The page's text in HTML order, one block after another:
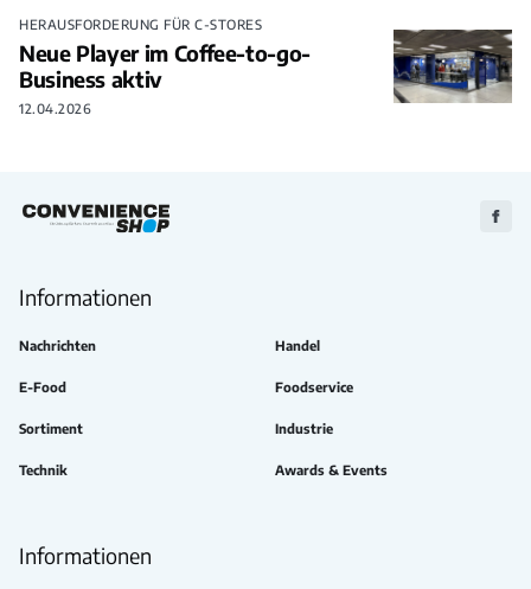
HERAUSFORDERUNG FÜR C-STORES
Neue Player im Coffee-to-go-
Business aktiv
12.04.2026
Zu
Informationen
Nachrichten Handel
E-Food Foodservice
Sortiment Industrie
Technik Awards & Events
Informationen